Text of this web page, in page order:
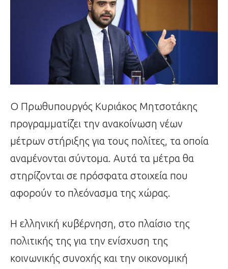
Ο Πρωθυπουργός Κυριάκος Μητσοτάκης
προγραμματίζει την ανακοίνωση νέων
μέτρων στήριξης για τους πολίτες, τα οποία
αναμένονται σύντομα. Αυτά τα μέτρα θα
στηρίζονται σε πρόσφατα στοιχεία που
αφορούν το πλεόνασμα της χώρας.
Η ελληνική κυβέρνηση, στο πλαίσιο της
πολιτικής της για την ενίσχυση της
κοινωνικής συνοχής και την οικονομική